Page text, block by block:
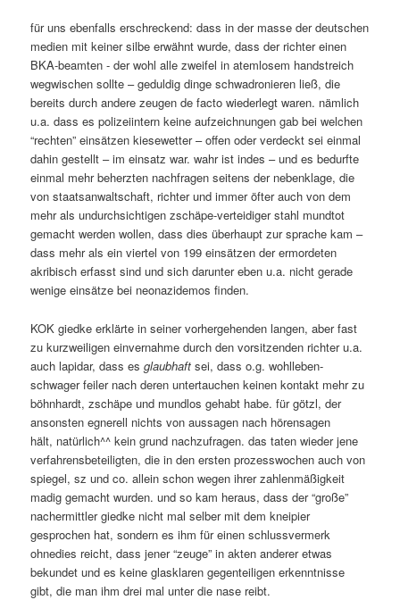
für uns ebenfalls erschreckend: dass in der masse der deutschen
medien mit keiner silbe erwähnt wurde, dass der richter einen
BKA-beamten - der wohl alle zweifel in atemlosem handstreich
wegwischen sollte – geduldig dinge schwadronieren ließ, die
bereits durch andere zeugen de facto wiederlegt waren. nämlich
u.a. dass es polizeiintern keine aufzeichnungen gab bei welchen
“rechten” einsätzen kiesewetter – offen oder verdeckt sei einmal
dahin gestellt – im einsatz war. wahr ist indes – und es bedurfte
einmal mehr beherzten nachfragen seitens der nebenklage, die
von staatsanwaltschaft, richter und immer öfter auch von dem
mehr als undurchsichtigen zschäpe-verteidiger stahl mundtot
gemacht werden wollen, dass dies überhaupt zur sprache kam –
dass mehr als ein viertel von 199 einsätzen der ermordeten
akribisch erfasst sind und sich darunter eben u.a. nicht gerade
wenige einsätze bei neonazidemos finden.
KOK giedke erklärte in seiner vorhergehenden langen, aber fast
zu kurzweiligen einvernahme durch den vorsitzenden richter u.a.
auch lapidar, dass esglaubhaft sei, dass o.g. wohlleben-
schwager feiler nach deren untertauchen keinen kontakt mehr zu
böhnhardt, zschäpe und mundlos gehabt habe. für götzl, der
ansonsten egnerell nichts von aussagen nach hörensagen
hält, natürlich^^ kein grund nachzufragen. das taten wieder jene
verfahrensbeteiligten, die in den ersten prozesswochen auch von
spiegel, sz und co. allein schon wegen ihrer zahlenmäßigkeit
madig gemacht wurden. und so kam heraus, dass der “große”
nachermittler giedke nicht mal selber mit dem kneipier
gesprochen hat, sondern es ihm für einen schlussvermerk
ohnedies reicht, dass jener “zeuge” in akten anderer etwas
bekundet und es keine glasklaren gegenteiligen erkenntnisse
gibt, die man ihm drei mal unter die nase reibt.